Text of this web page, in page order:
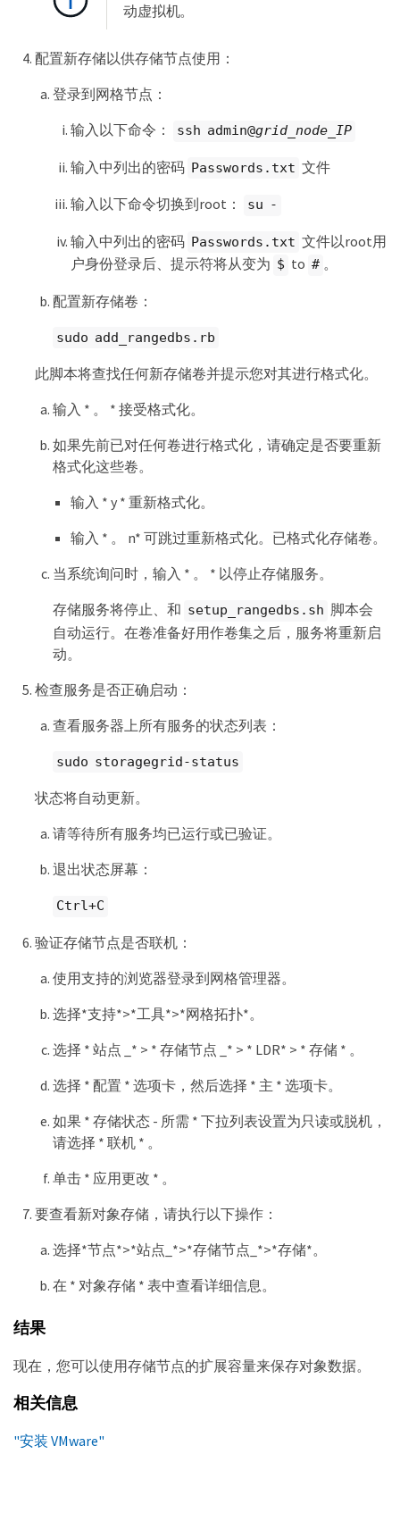
动虚拟机。
配置新存储以供存储节点使用：
登录到网格节点：
输入以下命令：
ssh admin@grid_node_IP
输入中列出的密码 Passwords.txt 文件
输入以下命令切换到root： su -
输入中列出的密码 Passwords.txt 文件以root用
户身份登录后、提示符将从变为 $ to # 。
配置新存储卷：
sudo add_rangedbs.rb
此脚本将查找任何新存储卷并提示您对其进行格式化。
输入 * 。 * 接受格式化。
如果先前已对任何卷进行格式化，请确定是否要重新
格式化这些卷。
输入 * y * 重新格式化。
输入 * 。 n* 可跳过重新格式化。已格式化存储卷。
当系统询问时，输入 * 。 * 以停止存储服务。
存储服务将停止、和 setup_rangedbs.sh 脚本会
自动运行。在卷准备好用作卷集之后，服务将重新启
动。
检查服务是否正确启动：
查看服务器上所有服务的状态列表：
sudo storagegrid-status
状态将自动更新。
请等待所有服务均已运行或已验证。
退出状态屏幕：
Ctrl+C
验证存储节点是否联机：
使用支持的浏览器登录到网格管理器。
选择*支持*>*工具*>*网格拓扑*。
选择 * 站点 _* > * 存储节点 _* > * LDR* > * 存储 * 。
选择 * 配置 * 选项卡，然后选择 * 主 * 选项卡。
如果 * 存储状态 - 所需 * 下拉列表设置为只读或脱机，
请选择 * 联机 * 。
单击 * 应用更改 * 。
要查看新对象存储，请执行以下操作：
选择*节点*>*站点_*>*存储节点_*>*存储*。
在 * 对象存储 * 表中查看详细信息。
结果
现在，您可以使用存储节点的扩展容量来保存对象数据。
相关信息
"安装 VMware"